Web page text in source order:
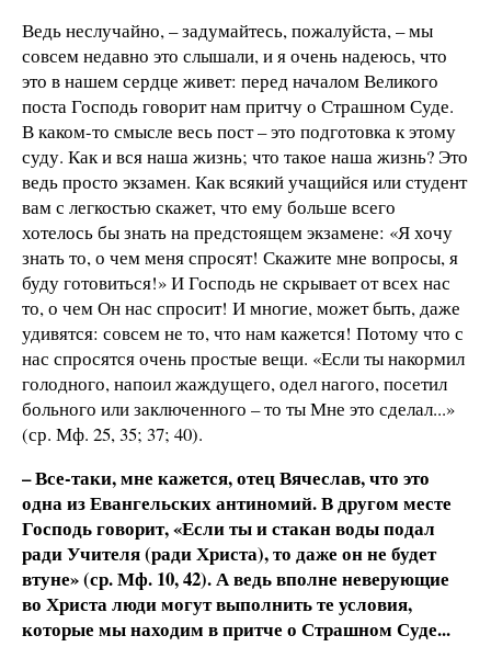
Ведь неслучайно, – задумайтесь, пожалуйста, – мы
совсем недавно это слышали, и я очень надеюсь, что
это в нашем сердце живет: перед началом Великого
поста Господь говорит нам притчу о Страшном Суде.
В каком-то смысле весь пост – это подготовка к этому
суду. Как и вся наша жизнь; что такое наша жизнь? Это
ведь просто экзамен. Как всякий учащийся или студент
вам с легкостью скажет, что ему больше всего
хотелось бы знать на предстоящем экзамене: «Я хочу
знать то, о чем меня спросят! Скажите мне вопросы, я
буду готовиться!» И Господь не скрывает от всех нас
то, о чем Он нас спросит! И многие, может быть, даже
удивятся: совсем не то, что нам кажется! Потому что с
нас спросятся очень простые вещи. «Если ты накормил
голодного, напоил жаждущего, одел нагого, посетил
больного или заключенного – то ты Мне это сделал...»
(ср. Мф. 25, 35; 37; 40).
– Все-таки, мне кажется, отец Вячеслав, что это
одна из Евангельских антиномий. В другом месте
Господь говорит, «Если ты и стакан воды подал
ради Учителя (ради Христа), то даже он не будет
втуне» (ср. Мф. 10, 42). А ведь вполне неверующие
во Христа люди могут выполнить те условия,
которые мы находим в притче о Страшном Суде...